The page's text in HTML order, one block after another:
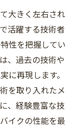
大きく左右され
活躍する技術者
性を把握してい
、過去の技術や
に再現します。
を取り入れたメ
、経験豊富な技
イクの性能を最